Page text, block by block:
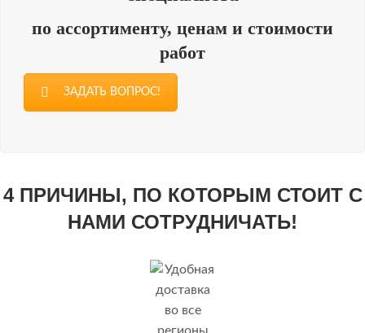
по ассортименту, ценам и стоимости
работ
ЗАДАТЬ ВОПРОС!
4 ПРИЧИНЫ, ПО КОТОРЫМ СТОИТ С
НАМИ СОТРУДНИЧАТЬ!